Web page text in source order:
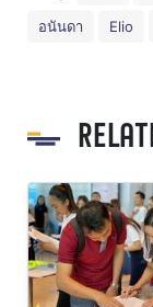
อนันดา Elio